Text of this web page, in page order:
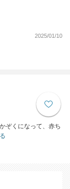
2025/01/10
ぞくになって、赤ち